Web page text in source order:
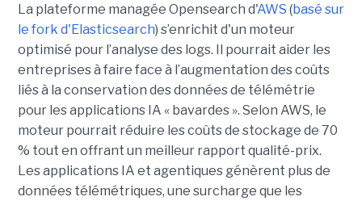
La plateforme managée Opensearch d'AWS (basé sur
le fork d'Elasticsearch) s’enrichit d'un moteur
optimisé pour l’analyse des logs. Il pourrait aider les
entreprises à faire face à l’augmentation des coûts
liés à la conservation des données de télémétrie
pour les applications IA « bavardes ». Selon AWS, le
moteur pourrait réduire les coûts de stockage de 70
% tout en offrant un meilleur rapport qualité-prix.
Les applications IA et agentiques génèrent plus de
données télémétriques, une surcharge que les